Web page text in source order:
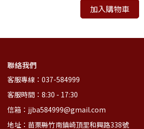
加入購物車
聯絡我們
客服專線：037-584999
客服時間：8:30 - 17:30
信箱：jjba584999@gmail.com
地址：苗栗縣竹南鎮崎頂里和興路338號